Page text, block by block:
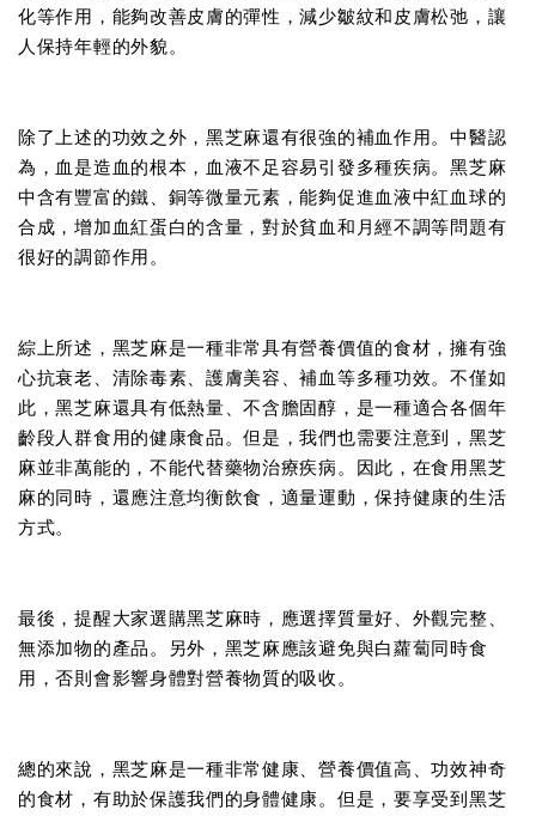
化等作用，能夠改善皮膚的彈性，減少皺紋和皮膚松弛，讓
人保持年輕的外貌。
除了上述的功效之外，黑芝麻還有很強的補血作用。中醫認
為，血是造血的根本，血液不足容易引發多種疾病。黑芝麻
中含有豐富的鐵、銅等微量元素，能夠促進血液中紅血球的
合成，增加血紅蛋白的含量，對於貧血和月經不調等問題有
很好的調節作用。
綜上所述，黑芝麻是一種非常具有營養價值的食材，擁有強
心抗衰老、清除毒素、護膚美容、補血等多種功效。不僅如
此，黑芝麻還具有低熱量、不含膽固醇，是一種適合各個年
齡段人群食用的健康食品。但是，我們也需要注意到，黑芝
麻並非萬能的，不能代替藥物治療疾病。因此，在食用黑芝
麻的同時，還應注意均衡飲食，適量運動，保持健康的生活
方式。
最後，提醒大家選購黑芝麻時，應選擇質量好、外觀完整、
無添加物的產品。另外，黑芝麻應該避免與白蘿蔔同時食
用，否則會影響身體對營養物質的吸收。
總的來說，黑芝麻是一種非常健康、營養價值高、功效神奇
的食材，有助於保護我們的身體健康。但是，要享受到黑芝